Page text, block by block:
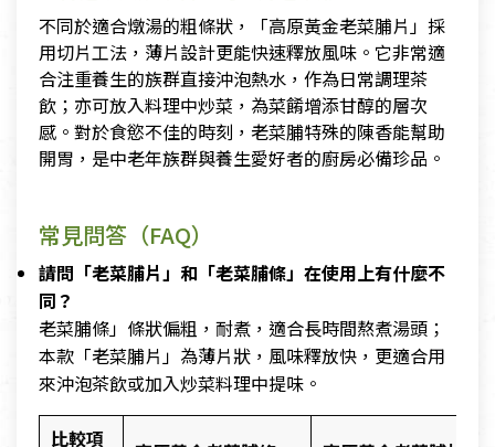
不同於適合燉湯的粗條狀，「高原黃金老菜脯片」採
用切片工法，薄片設計更能快速釋放風味。它非常適
合注重養生的族群直接沖泡熱水，作為日常調理茶
飲；亦可放入料理中炒菜，為菜餚增添甘醇的層次
感。對於食慾不佳的時刻，老菜脯特殊的陳香能幫助
開胃，是中老年族群與養生愛好者的廚房必備珍品。
常見問答（FAQ）
請問「老菜脯片」和「老菜脯條」在使用上有什麼不
同？
老菜脯條」條狀偏粗，耐煮，適合長時間熬煮湯頭；
本款「老菜脯片」為薄片狀，風味釋放快，更適合用
來沖泡茶飲或加入炒菜料理中提味。
比較項